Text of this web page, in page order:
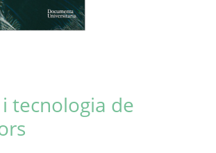
tecnologia de